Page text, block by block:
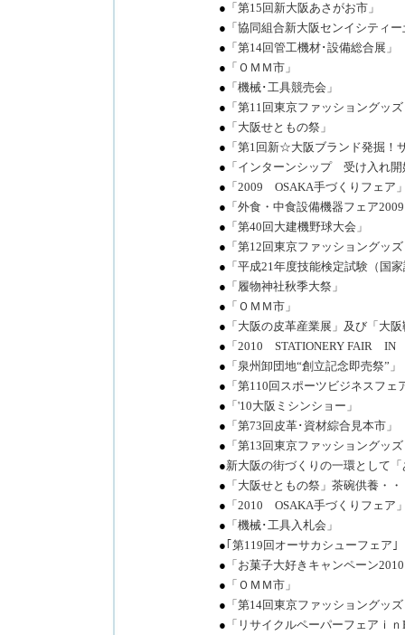
● 「第15回新大阪あさがお市」
● 「協同組合新大阪センイシティ
● 「第14回管工機材･設備総合展」
● 「ＯＭＭ市」
● 「機械･工具競売会」
● 「第11回東京ファッショングッ
● 「大阪せともの祭」
● 「第1回新☆大阪ブランド発掘！
● 「インターンシップ 受け入れ開
● 「2009 OSAKA手づくりフェア
● 「外食・中食設備機器フェア
● 「第40回大建機野球大会」
● 「第12回東京ファッショングッ
● 「平成21年度技能検定試験（国
● 「履物神社秋季大祭」
● 「ＯＭＭ市」
● 「大阪の皮革産業展」及び「大
● 「2010 STATIONERY FAIR IN
● 「泉州卸団地“創立記念即売祭”」
● 「第110回スポーツビジネスフェ
● 「'10大阪ミシンショー」
● 「第73回皮革･資材綜合見本市」
● 「第13回東京ファッショングッ
●新大阪の街づくりの一環として
● 「大阪せともの祭」茶碗供養・
● 「2010 OSAKA手づくりフェア
● 「機械･工具入札会」
● ｢第119回オーサカシューフェア｣
● 「お菓子大好きキャンペーン
● 「ＯＭＭ市」
● 「第14回東京ファッショングッ
● 「リサイクルペーパーフェアｉｎ